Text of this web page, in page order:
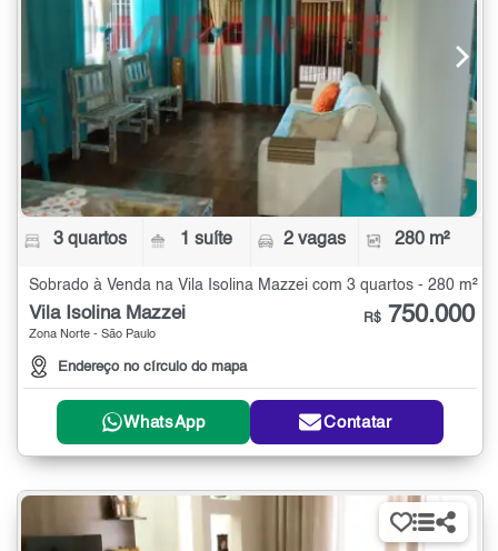
3 quartos 1 suíte 2 vagas 280 m²
Sobrado à Venda na Vila Isolina Mazzei com 3 quartos - 280 m²
Vila Isolina Mazzei
Zona Norte - São Paulo
Endereço no círculo do mapa
R$ 750.000
WhatsApp Contatar